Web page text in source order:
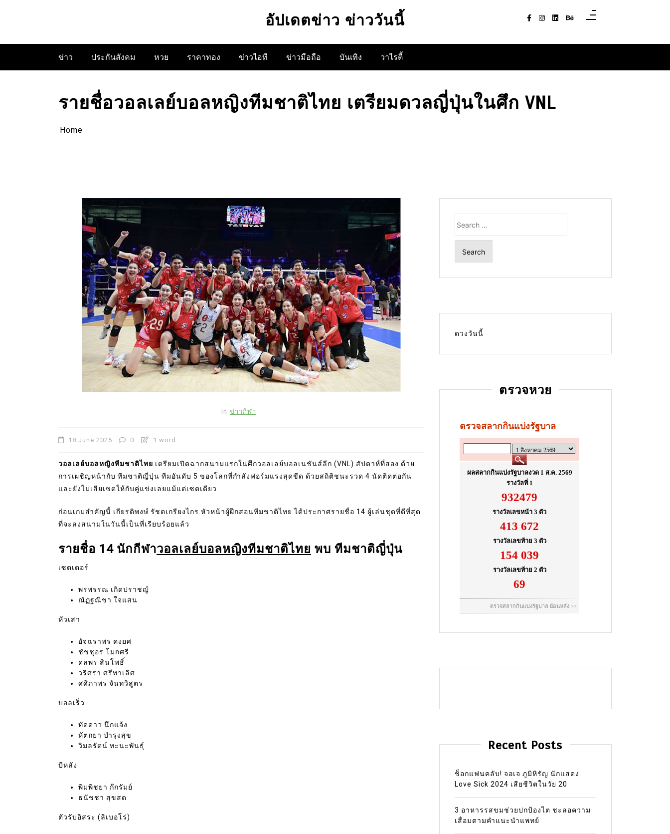
อัปเดตข่าว ข่าววันนี้
ข่าว ประกันสังคม หวย ราคาทอง ข่าวไอที ข่าวมือถือ บันเทิง วาไรตี้
รายชื่อวอลเลย์บอลหญิงทีมชาติไทย เตรียมดวลญี่ปุ่นในศึก VNL
Home
In ข่าวกีฬา
18 June 2025 0 1 word
วอลเลย์บอลหญิงทีมชาติไทย เตรียมเปิดฉากสนามแรกในศึกวอลเลย์บอลเนชันส์ลีก (VNL) สัปดาห์ที่สอง ด้วย
การเผชิญหน้ากับ ทีมชาติญี่ปุ่น ทีมอันดับ 5 ของโลกที่กำลังฟอร์มแรงสุดขีด ด้วยสถิติชนะรวด 4 นัดติดต่อกัน
และยังไม่เสียเซตให้กับคู่แข่งเลยแม้แต่เซตเดียว
ก่อนเกมสำคัญนี้ เกียรติพงษ์ รัชตเกรียงไกร หัวหน้าผู้ฝึกสอนทีมชาติไทย ได้ประกาศรายชื่อ 14 ผู้เล่นชุดที่ดีที่สุด
ที่จะลงสนามในวันนี้เป็นที่เรียบร้อยแล้ว
รายชื่อ 14 นักกีฬาวอลเลย์บอลหญิงทีมชาติไทย พบ ทีมชาติญี่ปุ่น
เซตเตอร์
พรพรรณ เกิดปราชญ์
ณัฏฐณิชา ใจแสน
หัวเสา
อัจฉราพร คงยศ
ชัชชุอร โมกศรี
ดลพร สินโพธิ์
วริศรา ศรีทาเลิศ
ศศิภาพร จันทวิสูตร
บอลเร็ว
ทัดดาว นึกแจ้ง
หัตถยา บำรุงสุข
วิมลรัตน์ ทะนะพันธุ์
บีหลัง
พิมพิชยา ก๊กรัมย์
ธนัชชา สุขสด
ตัวรับอิสระ (ลิเบอโร่)
for:
ดวงวันนี้
ตรวจหวย
Recent Posts
ช็อกแฟนคลับ! จอเจ ภูมิหิรัญ นักแสดง
Love Sick 2024 เสียชีวิตในวัย 20
3 อาหารรสขมช่วยปกป้องไต ชะลอความ
เสื่อมตามคำแนะนำแพทย์